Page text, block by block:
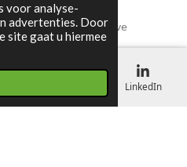
voor analyse-
advertenties. Door
site gaat u hiermee
Interim executive
en operationele
NOW! A label of Endoma
LinkedIn